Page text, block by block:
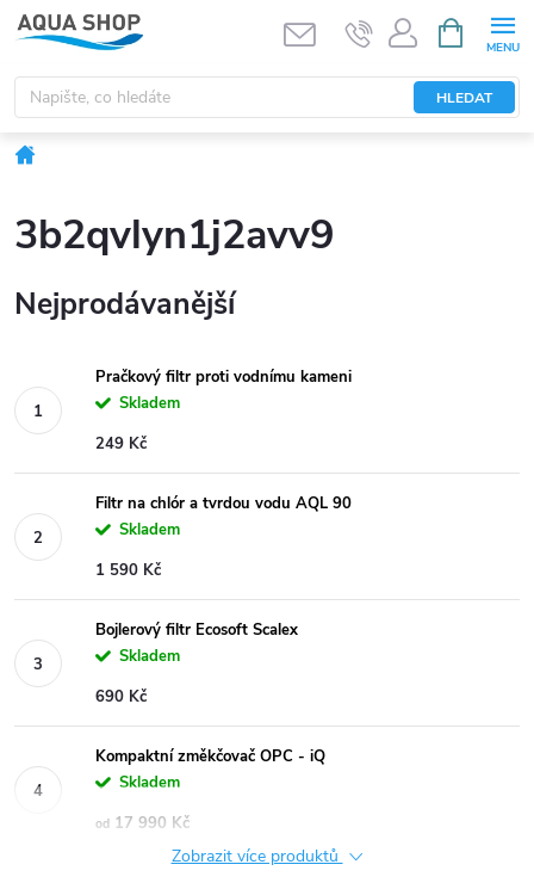
Přejít
na
obsah
HLEDAT
NÁKUPNÍ
KOŠÍK
3b2qvlyn1j2avv9
Nejprodávanější
Pračkový filtr proti vodnímu kameni
Skladem
249 Kč
Filtr na chlór a tvrdou vodu AQL 90
Skladem
1 590 Kč
Bojlerový filtr Ecosoft Scalex
Skladem
690 Kč
Kompaktní změkčovač OPC - iQ
Skladem
od 17 990 Kč
Zobrazit více produktů